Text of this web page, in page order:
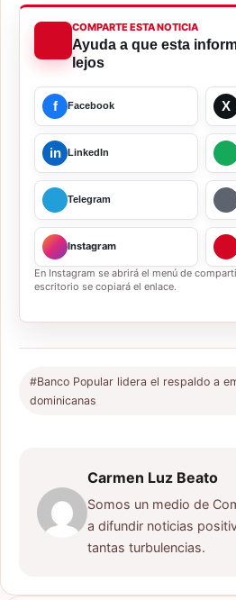
COMPARTE ESTA NOTICIA
Ayuda a que esta
lejos
f Facebook X
in LinkedIn
Telegram
Instagram
En Instagram se abrirá el menú de
escritorio se copiará el enlace.
#Banco Popular lidera el respaldo a
dominicanas
Carmen Luz Beato
Somos un medio de
a difundir noticias
tantas turbulencias.